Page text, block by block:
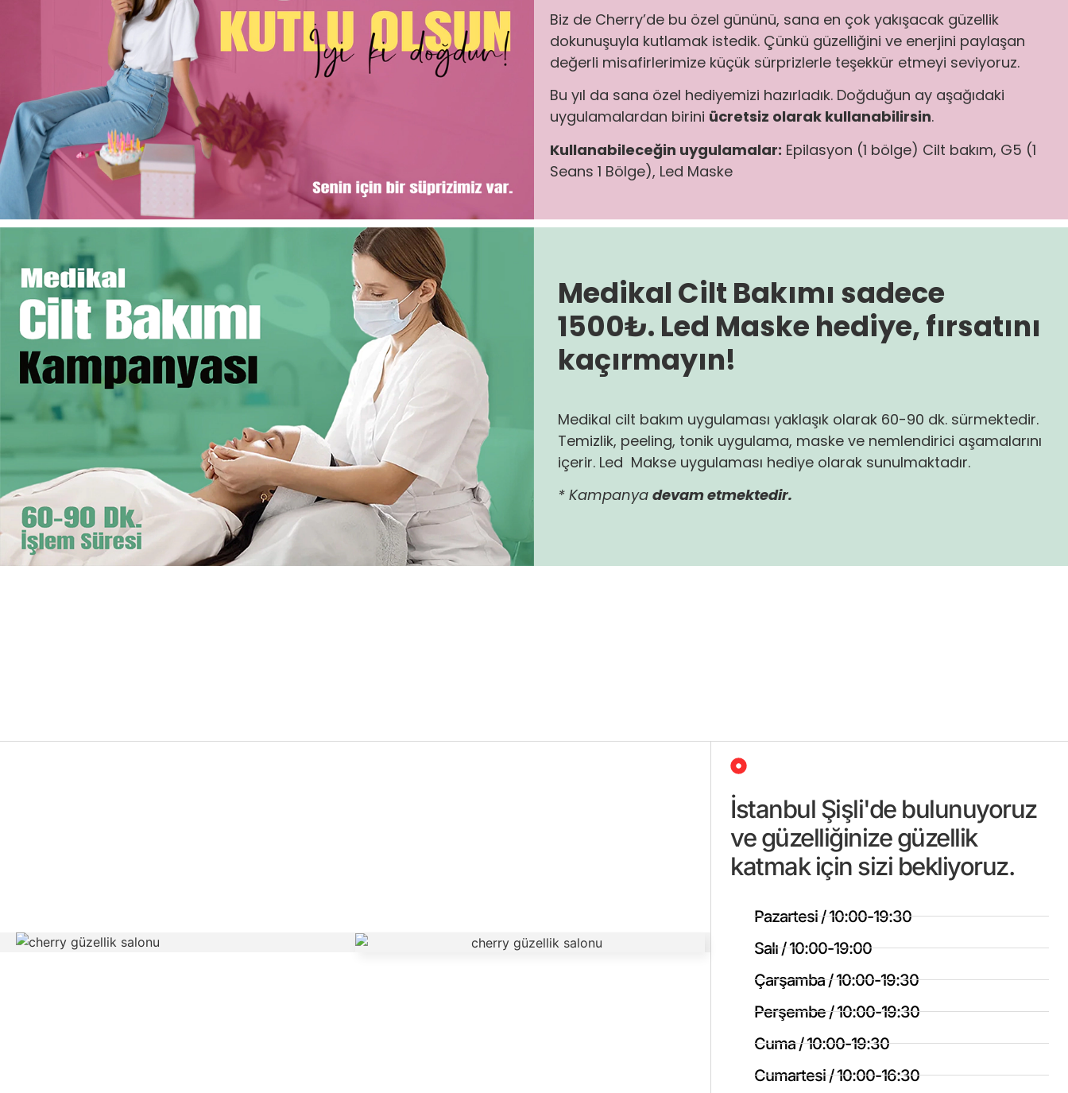
Biz de Cherry’de bu özel gününü, sana en çok yakışacak güzellik
dokunuşuyla kutlamak istedik. Çünkü güzelliğini ve enerjini paylaşan
değerli misafirlerimize küçük sürprizlerle teşekkür etmeyi seviyoruz.
Bu yıl da sana özel hediyemizi hazırladık. Doğduğun ay aşağıdaki
uygulamalardan birini ücretsiz olarak kullanabilirsin.
Kullanabileceğin uygulamalar: Epilasyon (1 bölge) Cilt bakım, G5 (1
Seans 1 Bölge), Led Maske
Medikal Cilt Bakımı sadece
1500₺. Led Maske hediye, fırsatını
kaçırmayın!
Medikal cilt bakım uygulaması yaklaşık olarak 60-90 dk. sürmektedir.
Temizlik, peeling, tonik uygulama, maske ve nemlendirici aşamalarını
içerir. Led Makse uygulaması hediye olarak sunulmaktadır.
* Kampanya devam etmektedir.
İstanbul Şişli'de bulunuyoruz
ve güzelliğinize güzellik
katmak için sizi bekliyoruz.
Pazartesi / 10:00-19:30
Salı / 10:00-19:00
Çarşamba / 10:00-19:30
Perşembe / 10:00-19:30
Cuma / 10:00-19:30
Cumartesi / 10:00-16:30